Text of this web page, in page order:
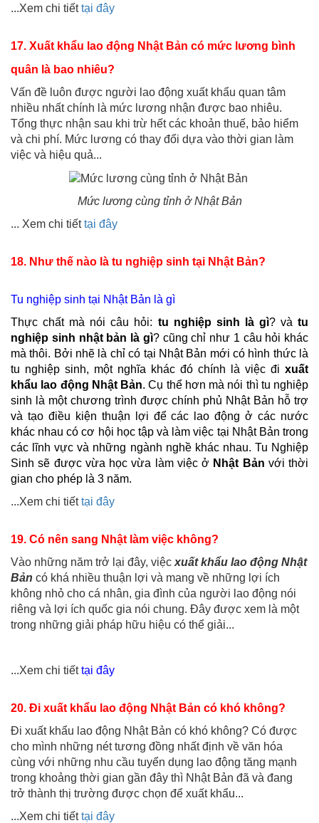
...Xem chi tiết tại đây
17. Xuất khẩu lao động Nhật Bản có mức lương bình
quân là bao nhiêu?
Vấn đề luôn được người lao động xuất khẩu quan tâm
nhiều nhất chính là mức lương nhận được bao nhiêu.
Tổng thực nhận sau khi trừ hết các khoản thuế, bảo hiểm
và chi phí. Mức lương có thay đổi dựa vào thời gian làm
việc và hiệu quả...
Mức lương cùng tỉnh ở Nhật Bản
... Xem chi tiếttại đây
18. Như thế nào là tu nghiệp sinh tại Nhật Bản?
Tu nghiệp sinh tại Nhật Bản là gì
Thực chất mà nói câu hỏi: tu nghiệp sinh là gì? vàtu
nghiệp sinh nhật bản là gì? cũng chỉ như 1 câu hỏi khác
mà thôi. Bởi nhẽ là chỉ có tại Nhật Bản mới có hình thức là
tu nghiệp sinh, một nghĩa khác đó chính là việc đi xuất
khẩu lao động Nhật Bản. Cụ thể hơn mà nói thì tu nghiệp
sinh là một chương trình được chính phủ Nhật Bản hỗ trợ
và tạo điều kiện thuận lợi để các lao động ở các nước
khác nhau có cơ hội học tập và làm việc tại Nhật Bản trong
các lĩnh vực và những ngành nghề khác nhau. Tu Nghiệp
Sinh sẽ được vừa học vừa làm việc ở Nhật Bản với thời
gian cho phép là 3 năm.
...Xem chi tiếttại đây
19. Có nên sang Nhật làm việc không?
Vào những năm trở lại đây, việc xuất khẩu lao động Nhật
Bản có khá nhiều thuận lợi và mang về những lợi ích
không nhỏ cho cá nhân, gia đình của người lao động nói
riêng và lợi ích quốc gia nói chung. Đây được xem là một
trong những giải pháp hữu hiệu có thể giải...
...Xem chi tiết tại đây
20. Đi xuất khẩu lao động Nhật Bản có khó không?
Đi xuất khẩu lao động Nhật Bản có khó không? Có được
cho mình những nét tương đồng nhất định về văn hóa
cùng với những nhu cầu tuyển dụng lao động tăng mạnh
trong khoảng thời gian gần đây thì Nhật Bản đã và đang
trở thành thị trường được chọn để xuất khẩu...
...Xem chi tiếttại đây